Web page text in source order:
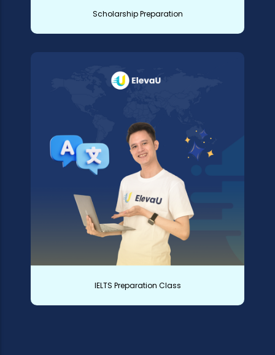
Scholarship Preparation
IELTS Preparation Class